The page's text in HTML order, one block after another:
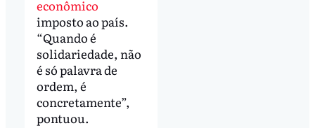
econômico
imposto ao país.
“Quando é
solidariedade, não
é só palavra de
ordem, é
concretamente”,
pontuou.